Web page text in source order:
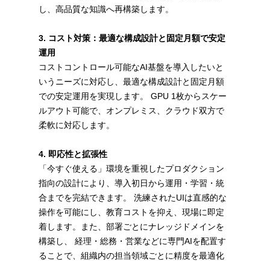
し、高品質な知識へ再構築します。
3. コスト対策：最適な構成設計と固定月額で安定
運用
コストコントロール可能なAI基盤を導入したいと
いうニーズに対応し、最適な構成設計と固定月額
での安定運用を実現します。 GPU 1枚からスケー
ルアウト可能で、オンプレミス、クラウド双方で
柔軟に対応します。
4. 即応性と拡張性
「今すぐ使える」環境を重視したプロダクション
指向の設計により、導入初日から運用・学習・統
合までを完結できます。 洗練されたUIは直感的な
操作を可能にし、教育コストを抑え、現場に即定
着します。また、部署ごとにナレッジドメインを
構築し、 経理・総務・営業などに専門AIを配置す
ることで、組織内の担当領域ごとに精度を最適化